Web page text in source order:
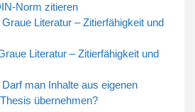
Norm zitieren
Graue Literatur – Zitierfähigkeit und
Literatur – Zitierfähigkeit und
Darf man Inhalte aus eigenen
übernehmen?